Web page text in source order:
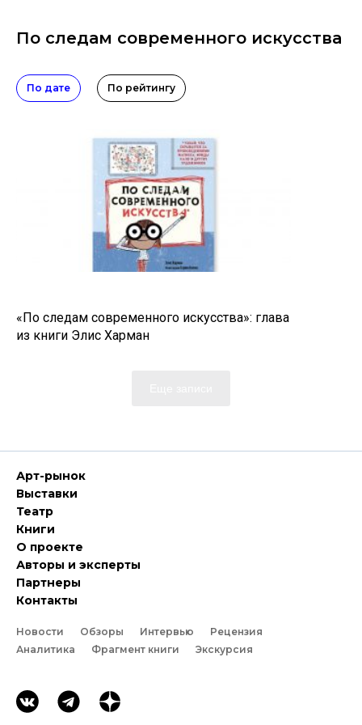
По следам современного искусства
По дате По рейтингу
«По следам современного искусства»: глава
из книги Элис Харман
Арт-рынок
Выставки
Театр
Книги
О проекте
Авторы и эксперты
Партнеры
Контакты
Новости Обзоры Интервью
Рецензия
Аналитика
Фрагмент книги Экскурсия